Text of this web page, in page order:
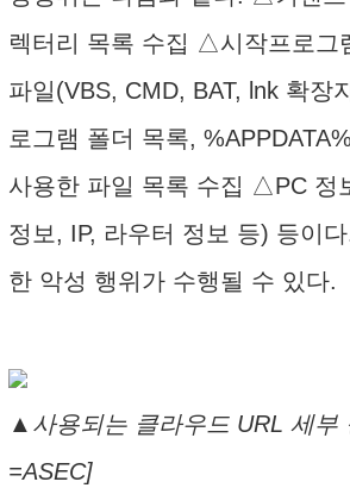
렉터리 목록 수집 △시작프로그
파일(VBS, CMD, BAT, lnk 확장
로그램 폴더 목록,
사용한 파일 목록 수집 △PC 정
정보, IP, 라우터 정보 등) 등이
한 악성 행위가 수행될 수 있다.
▲사용되는 클라우드 URL 세부
=ASEC]